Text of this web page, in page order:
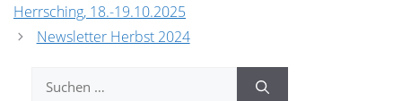
Herrsching, 18.-19.10.2025
Newsletter Herbst 2024
Suchen